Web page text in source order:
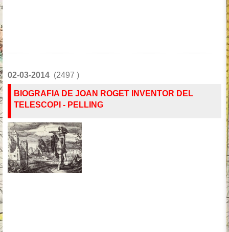
02-03-2014 (2497 )
BIOGRAFIA DE JOAN ROGET INVENTOR DEL
TELESCOPI - PELLING